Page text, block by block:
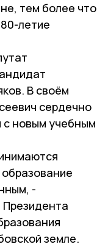
тем более что
летие
В своём
сердечно
с новым учебным
-
Президента
земле.